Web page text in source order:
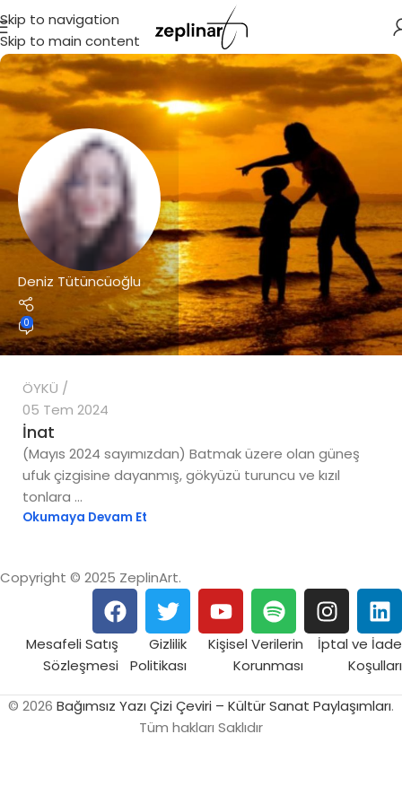
Skip to navigation
Skip to main content
Deniz Tütüncüoğlu
0
ÖYKÜ
05 Tem 2024
İnat
(Mayıs 2024 sayımızdan) Batmak üzere olan güneş
ufuk çizgisine dayanmış, gökyüzü turuncu ve kızıl
tonlara ...
Okumaya Devam Et
Copyright © 2025 ZeplinArt.
Mesafeli Satış
Sözleşmesi
Gizlilik
Politikası
Kişisel Verilerin
Korunması
İptal ve İade
Koşulları
© 2026 Bağımsız Yazı Çizi Çeviri – Kültür Sanat Paylaşımları.
Tüm hakları Saklıdır